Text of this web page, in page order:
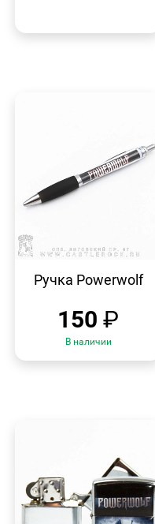
ПРОСМОТР
Ручка Powerwolf
150 ₽
В наличии